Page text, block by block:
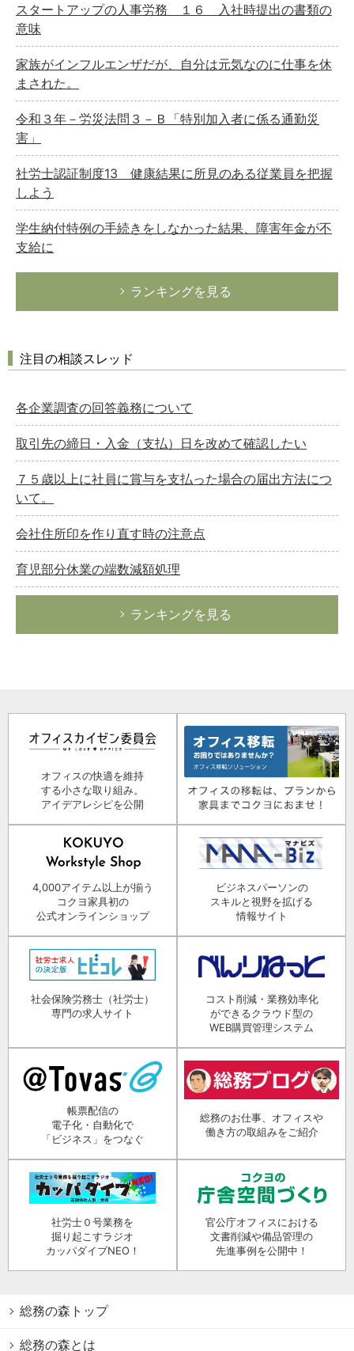
スタートアップの人事労務 １６ 入社時提出の書類の
意味
家族がインフルエンザだが、自分は元気なのに仕事を休
まされた。
令和３年－労災法問３－Ｂ「特別加入者に係る通勤災
害」
社労士認証制度13 健康結果に所見のある従業員を把握
しよう
学生納付特例の手続きをしなかった結果、障害年金が不
支給に
ランキングを見る
注目の相談スレッド
各企業調査の回答義務について
取引先の締日・入金（支払）日を改めて確認したい
７５歳以上に社員に賞与を支払った場合の届出方法につ
いて。
会社住所印を作り直す時の注意点
育児部分休業の端数減額処理
ランキングを見る
オフィスの快適を維持
する小さな取り組み。
アイデアレシピを公開
4,000アイテム以上が揃う
コクヨ家具初の
公式オンラインショップ
ビジネスパーソンの
スキルと視野を拡げる
情報サイト
社会保険労務士（社労士）
専門の求人サイト
コスト削減・業務効率化
ができるクラウド型の
WEB購買管理システム
帳票配信の
電子化・自動化で
「ビジネス」をつなぐ
総務のお仕事、オフィスや
働き方の取組みをご紹介
社労士０号業務を
掘り起こすラジオ
カッパダイブNEO！
官公庁オフィスにおける
文書削減や備品管理の
先進事例を公開中！
総務の森トップ
総務の森とは